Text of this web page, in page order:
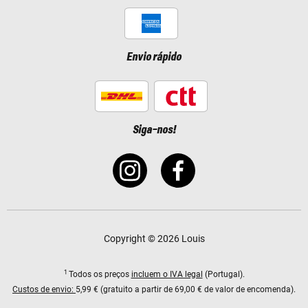
Envio rápido
Siga-nos!
Copyright © 2026 Louis
1 Todos os preços incluem o IVA legal (Portugal).
Custos de envio: 5,99 € (gratuito a partir de 69,00 € de valor de encomenda).